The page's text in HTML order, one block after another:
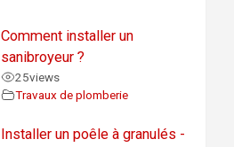
Comment installer un
sanibroyeur ?
25views
Travaux de plomberie
Installer un poêle à granulés -